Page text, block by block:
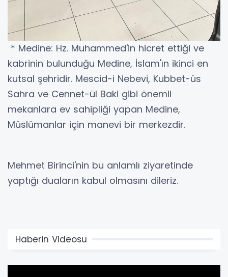
* Medine: Hz. Muhammed'in hicret ettiği ve
kabrinin bulunduğu Medine, İslam'ın ikinci en
kutsal şehridir. Mescid-i Nebevi, Kubbet-üs
Sahra ve Cennet-ül Baki gibi önemli
mekanlara ev sahipliği yapan Medine,
Müslümanlar için manevi bir merkezdir.
Mehmet Birinci'nin bu anlamlı ziyaretinde
yaptığı duaların kabul olmasını dileriz.
Haberin Videosu